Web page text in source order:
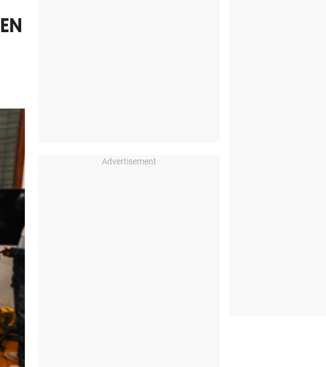
Advertisement